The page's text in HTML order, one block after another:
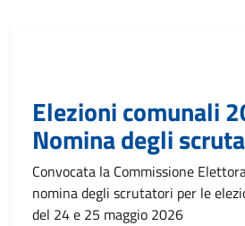
Elezioni comunali
Nomina degli
Convocata la Commissione
nomina degli scrutatori per le
del 24 e 25 maggio 2026